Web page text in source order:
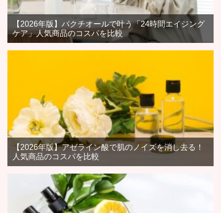
【2026年版】バクチオールで叶う「24時間エイジング
ケア」人気商品のコスパを比較
【2026年版】アゼライン酸で肌のノイズを消し去る！
人気商品のコスパを比較